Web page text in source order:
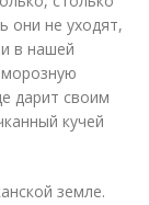
они не уходят,
в нашей
дарит своим
кучей
земле.